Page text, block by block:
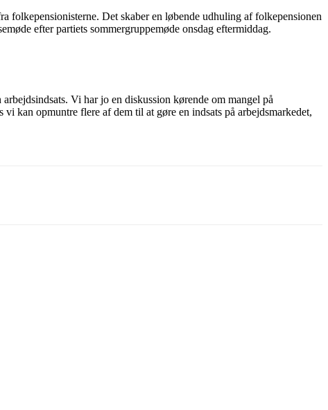
folkepensionisterne. Det skaber en løbende udhuling af folkepensionen
efter partiets sommergruppemøde onsdag eftermiddag.
Vi har jo en diskussion kørende om mangel på
kan opmuntre flere af dem til at gøre en indsats på arbejdsmarkedet,